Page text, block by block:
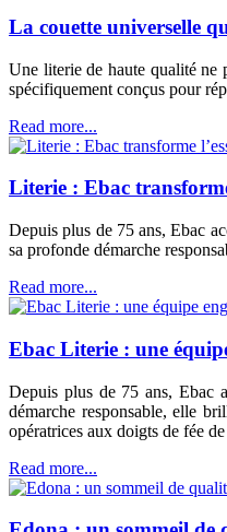
La couette universelle
Une literie de haute qualité ne
spécifiquement conçus pour
Read more...
Literie : Ebac
Depuis plus de 75 ans, Ebac
sa profonde démarche
Read more...
Ebac Literie : une
Depuis plus de 75 ans, Ebac
démarche responsable, elle
opératrices aux doigts de fée de
Read more...